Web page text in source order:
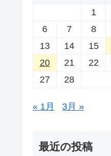
1
6
7 8
13
14 15
20
21 22
27
28
« 1月 3月 »
最近の投稿